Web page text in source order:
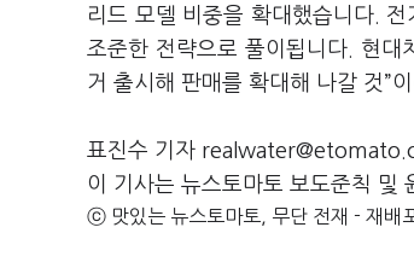
리드 모델 비중을 확대했습니다.
조준한 전략으로 풀이됩니다. 현대
거 출시해 판매를 확대해 나갈 것”
표진수 기자
이 기사는 뉴스토마토 보도준칙 및
ⓒ 맛있는 뉴스토마토, 무단 전재 - 재배